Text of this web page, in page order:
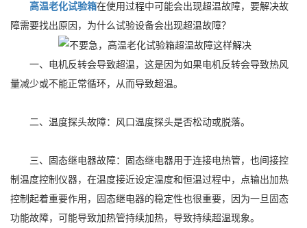
高温老化试验箱在使用过程中可能会出现超温故障，要解决故
障需要找出原因，为什么试验设备会出现超温故障？
一、电机反转会导致超温，这是因为如果电机反转会导致热风
量减少或不能正常循环，从而导致超温。
二、温度探头故障：风口温度探头是否松动或脱落。
三、固态继电器故障：固态继电器用于连接电热管，也间接控
制温度控制仪器，在温度接近设定温度和恒温过程中，点输出加热
控制起着重要作用，固态继电器的稳定性也很重要，因为一旦固态
功能故障，可能导致加热管持续加热，导致持续超温现象。